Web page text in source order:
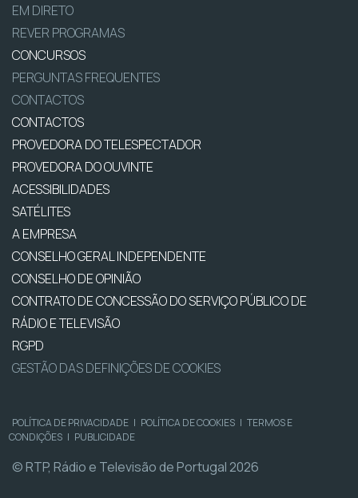
EM DIRETO
REVER PROGRAMAS
CONCURSOS
PERGUNTAS FREQUENTES
CONTACTOS
CONTACTOS
PROVEDORA DO TELESPECTADOR
PROVEDORA DO OUVINTE
ACESSIBILIDADES
SATÉLITES
A EMPRESA
CONSELHO GERAL INDEPENDENTE
CONSELHO DE OPINIÃO
CONTRATO DE CONCESSÃO DO SERVIÇO PÚBLICO DE
RÁDIO E TELEVISÃO
RGPD
GESTÃO DAS DEFINIÇÕES DE COOKIES
POLÍTICA DE PRIVACIDADE | POLÍTICA DE COOKIES | TERMOS E
CONDIÇÕES | PUBLICIDADE
© RTP, Rádio e Televisão de Portugal 2026